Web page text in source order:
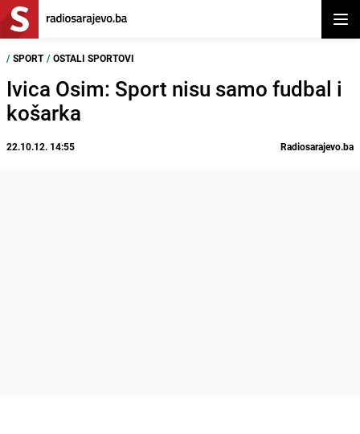
/ SPORT / OSTALI SPORTOVI
Ivica Osim: Sport nisu samo fudbal i
košarka
22.10.12. 14:55 Radiosarajevo.ba